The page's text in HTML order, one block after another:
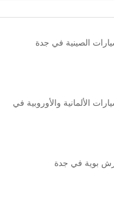
الصينية في جدة
الألمانية والأوروبية في
بوية في جدة